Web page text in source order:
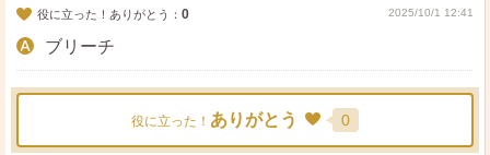
役に立った！ありがとう： 0 2025/10/1 12:41
ブリーチ
役に立った！ ありがとう 0